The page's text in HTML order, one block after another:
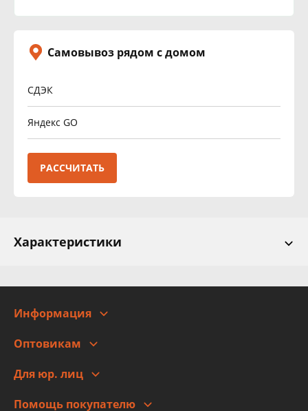
Самовывоз рядом с домом
СДЭК
Яндекс GO
РАССЧИТАТЬ
Характеристики
Информация
Адреса
Новости
Оптовикам
Для юр. лиц
Помощь покупателю